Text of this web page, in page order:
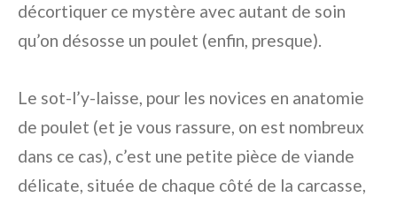
décortiquer ce mystère avec autant de soin
qu’on désosse un poulet (enfin, presque).
Le sot-l’y-laisse, pour les novices en anatomie
de poulet (et je vous rassure, on est nombreux
dans ce cas), c’est une petite pièce de viande
délicate, située de chaque côté de la carcasse,